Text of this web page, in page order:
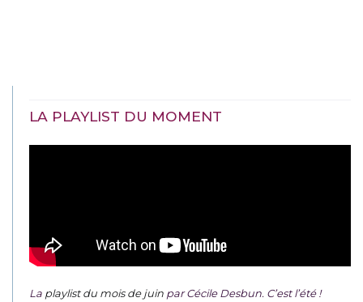
LA PLAYLIST DU MOMENT
La playlist du mois de juin par Cécile Desbun. C’est l’été !